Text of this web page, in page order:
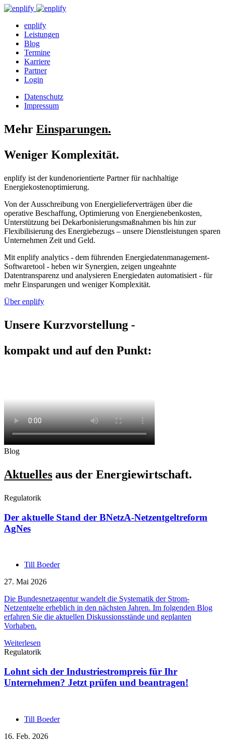
enplify
Leistungen
Blog
Termine
Karriere
Partner
Login
Datenschutz
Impressum
Mehr Einsparungen.
Weniger Komplexität.
enplify ist der kundenorientierte Partner für nachhaltige
Energiekostenoptimierung.
Von der Ausschreibung von Energielieferverträgen über die
operative Beschaffung, Optimierung von Energienebenkosten,
Unterstützung bei Dekarbonisierungsmaßnahmen bis hin zur
Flexibilisierung des Energiebezugs – unsere Dienstleistungen sparen
Unternehmen Zeit und Geld.
Mit enplify analytics - dem führenden Energiedatenmanagement-
Softwaretool - heben wir Synergien, zeigen ungeahnte
Datentransparenz und analysieren Energiedaten automatisiert - für
mehr Einsparungen und weniger Komplexität.
Über enplify
Unsere Kurzvorstellung -
kompakt und auf den Punkt:
Blog
Aktuelles aus der Energiewirtschaft.
Regulatorik
Der aktuelle Stand der BNetzA-Netzentgeltreform
AgNes
Till Boeder
27. Mai 2026
Die Bundesnetzagentur wandelt die Systematik der Strom-
Netzentgelte erheblich in den nächsten Jahren. Im folgenden Blog
erfahren Sie die aktuellen Diskussionsstände und geplanten
Vorhaben.
Weiterlesen
Regulatorik
Lohnt sich der Industriestrompreis für Ihr
Unternehmen? Jetzt prüfen und beantragen!
Till Boeder
16. Feb. 2026